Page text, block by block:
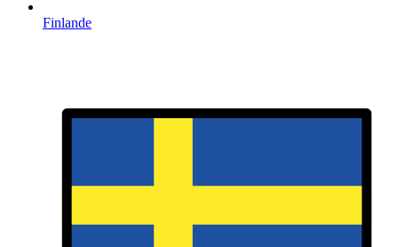
Finlande